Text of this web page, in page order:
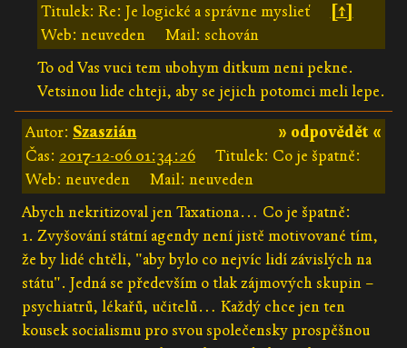
Titulek: Re: Je logické a správne myslieť
[↑]
Web: neuveden
Mail: schován
To od Vas vuci tem ubohym ditkum neni pekne.
Vetsinou lide chteji, aby se jejich potomci meli lepe.
» odpovědět «
Autor: Szaszián
Čas: 2017-12-06 01:34:26
Titulek: Co je špatně:
Web: neuveden
Mail: neuveden
Abych nekritizoval jen Taxationa… Co je špatně:
1. Zvyšování státní agendy není jistě motivované tím,
že by lidé chtěli, "aby bylo co nejvíc lidí závislých na
státu". Jedná se především o tlak zájmových skupin –
psychiatrů, lékařů, učitelů… Každý chce jen ten
kousek socialismu pro svou společensky prospěšnou